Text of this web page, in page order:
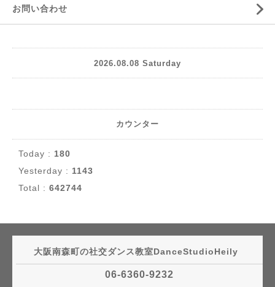
お問い合わせ
2026.08.08 Saturday
カウンター
Today : 180
Yesterday : 1143
Total : 642744
大阪南森町の社交ダンス教室DanceStudioHeily
06-6360-9232